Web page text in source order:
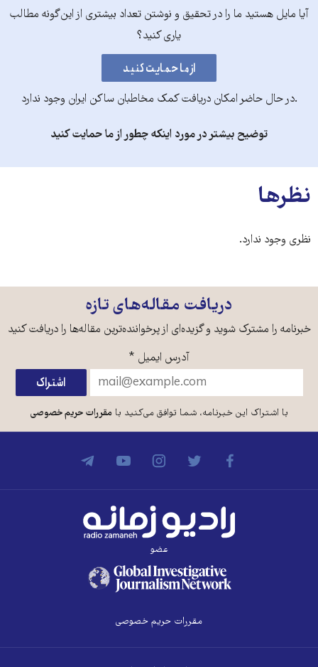
آیا مایل هستید ما را در تحقیق و نوشتن تعداد بیشتری از این‌گونه مطالب
یاری کنید؟
.در حال حاضر امکان دریافت کمک مخاطبان ساکن ایران وجود ندارد
توضیح بیشتر در مورد اینکه چطور از ما حمایت کنید
نظرها
نظری وجود ندارد.
دریافت مقاله‌های تازه
خبرنامه را مشترک شوید و گزیده‌ای از پرخواننده‌ترین مقاله‌ها را دریافت کنید
آدرس ایمیل *
با اشتراک این خبرنامه، شما توافق می‌کنید بامقررات حریم خصوصی
عضو
مقررات حریم خصوصی